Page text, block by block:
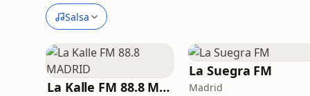
Salsa
La Kalle FM 88.8 MADRID
La Suegra FM
Madrid